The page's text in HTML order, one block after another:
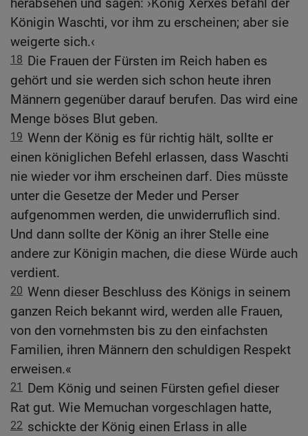
herabsehen und sagen: ›König Xerxes befahl der
Königin Waschti, vor ihm zu erscheinen; aber sie
weigerte sich.‹
18 Die Frauen der Fürsten im Reich haben es
gehört und sie werden sich schon heute ihren
Männern gegenüber darauf berufen. Das wird eine
Menge böses Blut geben.
19 Wenn der König es für richtig hält, sollte er
einen königlichen Befehl erlassen, dass Waschti
nie wieder vor ihm erscheinen darf. Dies müsste
unter die Gesetze der Meder und Perser
aufgenommen werden, die unwiderruflich sind.
Und dann sollte der König an ihrer Stelle eine
andere zur Königin machen, die diese Würde auch
verdient.
20 Wenn dieser Beschluss des Königs in seinem
ganzen Reich bekannt wird, werden alle Frauen,
von den vornehmsten bis zu den einfachsten
Familien, ihren Männern den schuldigen Respekt
erweisen.«
21
Dem König und seinen Fürsten gefiel dieser
Rat gut. Wie Memuchan vorgeschlagen hatte,
22 schickte der König einen Erlass in alle